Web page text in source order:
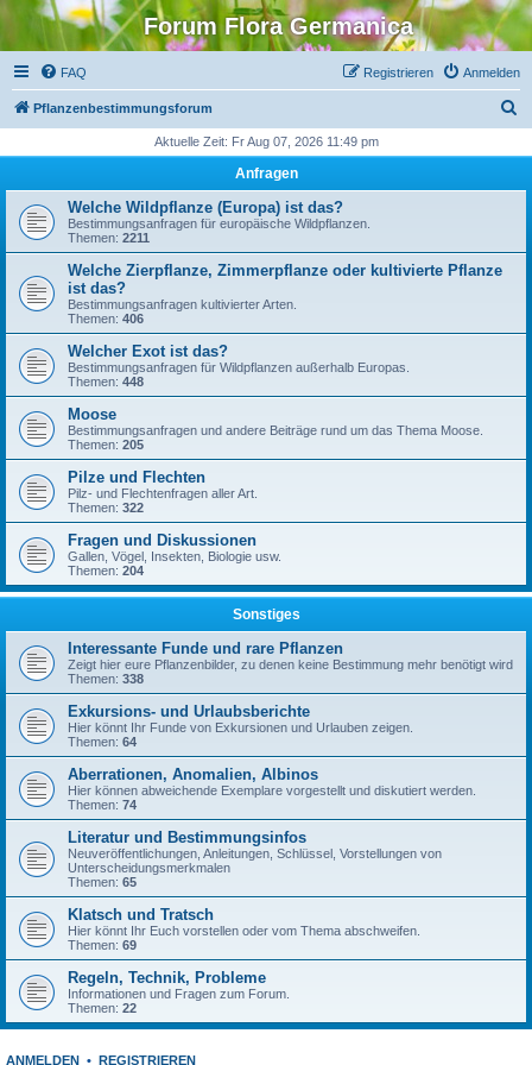
Forum Flora Germanica
FAQ Anmelden
Registrieren
Pflanzenbestimmungsforum
h
Aktuelle Zeit: Fr Aug 07, 2026 11:49 pm
Anfragen
Welche Wildpflanze (Europa) ist das?
Bestimmungsanfragen für europäische Wildpflanzen.
Themen: 2211
Welche Zierpflanze, Zimmerpflanze oder kultivierte Pflanze
ist das?
Bestimmungsanfragen kultivierter Arten.
Themen: 406
Welcher Exot ist das?
Bestimmungsanfragen für Wildpflanzen außerhalb Europas.
Themen: 448
Moose
Bestimmungsanfragen und andere Beiträge rund um das Thema Moose.
Themen: 205
Pilze und Flechten
Pilz- und Flechtenfragen aller Art.
Themen: 322
Fragen und Diskussionen
Gallen, Vögel, Insekten, Biologie usw.
Themen: 204
Sonstiges
Interessante Funde und rare Pflanzen
Zeigt hier eure Pflanzenbilder, zu denen keine Bestimmung mehr benötigt wird
Themen: 338
Exkursions- und Urlaubsberichte
Hier könnt Ihr Funde von Exkursionen und Urlauben zeigen.
Themen: 64
Aberrationen, Anomalien, Albinos
Hier können abweichende Exemplare vorgestellt und diskutiert werden.
Themen: 74
Literatur und Bestimmungsinfos
Neuveröffentlichungen, Anleitungen, Schlüssel, Vorstellungen von
Unterscheidungsmerkmalen
Themen: 65
Klatsch und Tratsch
Hier könnt Ihr Euch vorstellen oder vom Thema abschweifen.
Themen: 69
Regeln, Technik, Probleme
Informationen und Fragen zum Forum.
Themen: 22
ANMELDEN • REGISTRIEREN